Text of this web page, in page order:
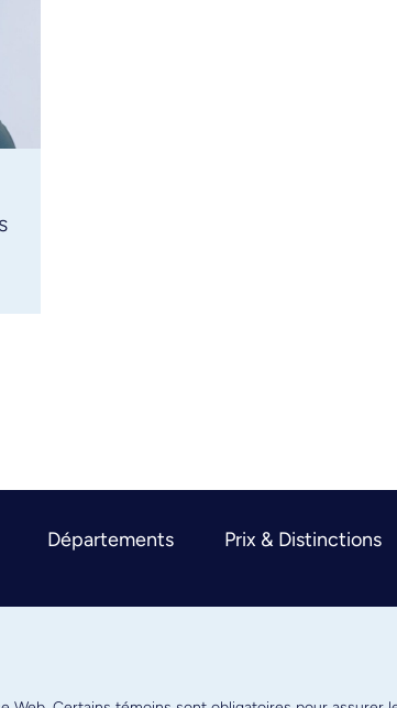
Départements Prix & Distinctions